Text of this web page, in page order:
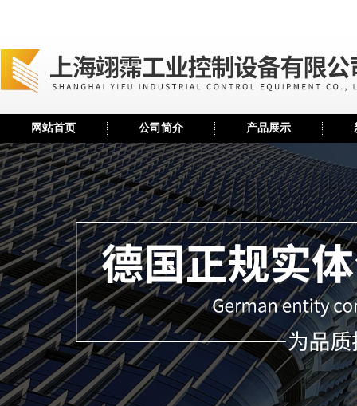
网站首页 公司简介 产品展示